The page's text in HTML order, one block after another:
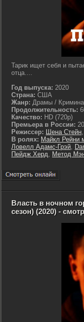
Тарик ищет себя и
отца....
Год выпуска: 2020
Страна: США
Жанр: Драмы /
Продолжительность:
Качество: HD (720p)
Премьера в России:
Режиссер: Шена Стейн,
В ролях: Майкл Рейни
Ловелл Адамс-Грэй,
Пейдж Херд, Метод
Власть в ночном
сезон) (2020) -